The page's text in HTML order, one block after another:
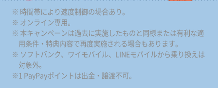
※ 時間帯により速度制御の場合あり。
※ オンライン専用。
※ 本キャンペーンは過去に実施したものと同様または有利な適
用条件・特典内容で再度実施される場合もあります。
※ ソフトバンク、ワイモバイル、LINEモバイルから乗り換えは
対象外。
※1 PayPayポイントは出金・譲渡不可。